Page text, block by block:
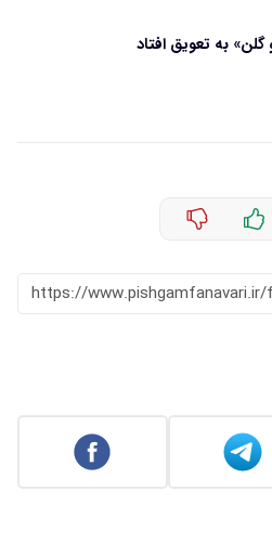
به تعویق افتاد
https://